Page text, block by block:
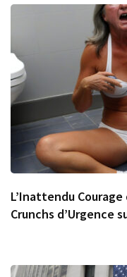
L’Inattendu Courage
Crunchs d’Urgence